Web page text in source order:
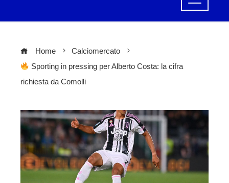
Home
Calciomercato
Sporting in pressing per Alberto Costa: la cifra
richiesta da Comolli